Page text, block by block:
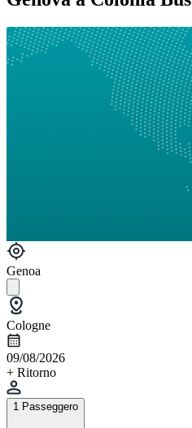
Genoa
Cologne
09/08/2026
+ Ritorno
1 Passeggero